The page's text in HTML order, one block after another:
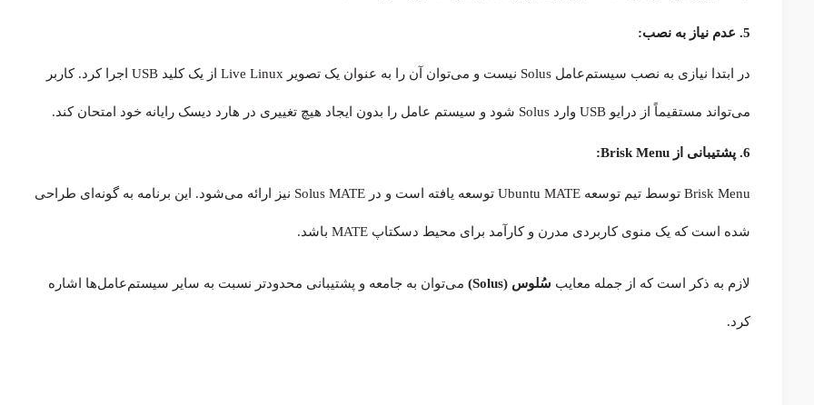
5. عدم نیاز به نصب:
در ابتدا نیازی به نصب سیستم‌عامل Solus نیست و می‌توان آن را به عنوان یک تصویر Live Linux از یک کلید USB اجرا کرد. کاربر
می‌تواند مستقیماً از درایو USB وارد Solus شود و سیستم عامل را بدون ایجاد هیچ تغییری در هارد دیسک رایانه خود امتحان کند.
6. پشتیبانی از Brisk Menu:
Brisk Menu توسط تیم توسعه Ubuntu MATE توسعه یافته است و در Solus MATE نیز ارائه می‌شود. این برنامه به گونه‌ای طراحی
شده است که یک منوی کاربردی مدرن و کارآمد برای محیط دسکتاپ MATE باشد.
لازم به ذکر است که از جمله معایب سُلوس (Solus) می‌توان به جامعه و پشتیبانی محدودتر نسبت به سایر سیستم‌عامل‌ها اشاره
کرد.